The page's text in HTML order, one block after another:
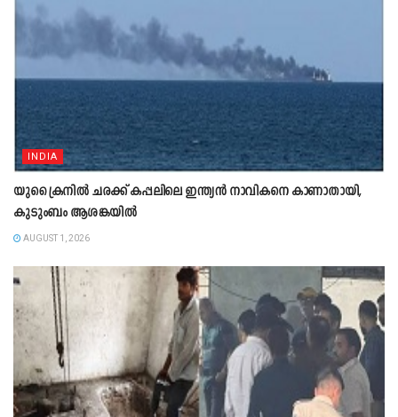
INDIA
യുക്രൈനിൽ ചരക്ക് കപ്പലിലെ ഇന്ത്യൻ നാവികനെ കാണാതായി,
കുടുംബം ആശങ്കയിൽ
AUGUST 1, 2026